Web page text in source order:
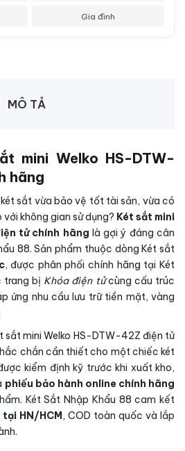
Gia đình
MÔ TẢ
mini Welko HS-DTW-
hãng
sắt vừa bảo vệ tốt tài sản, vừa có
không gian sử dụng? Két sắt mini
tử chính hãng là gợi ý đáng cân
88. Sản phẩm thuộc dòng Két sắt
, được phân phối chính hãng tại Két
trang bị Khóa điện tửcùng cấu trúc
ứng nhu cầu lưu trữ tiền mặt, vàng
sắt mini Welko HS-DTW-42Z điện tử
chắn cần thiết cho một chiếc két
kiểm định kỹ trước khi xuất kho,
phiếu bảo hành online chính hãng
Két Sắt Nhập Khẩu 88 cam kết
HN/HCM, COD toàn quốc và lắp